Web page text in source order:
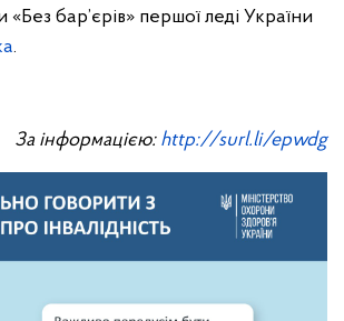
«Без бар’єрів» першої леді України
.
За інформацією: http://surl.li/epwdg